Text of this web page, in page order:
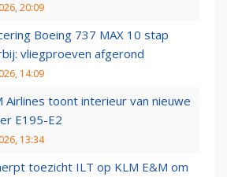
20:09
Boeing 737 MAX 10 stap
vliegproeven afgerond
14:09
Airlines toont interieur van nieuwe
E195-E2
13:34
toezicht ILT op KLM E&M om